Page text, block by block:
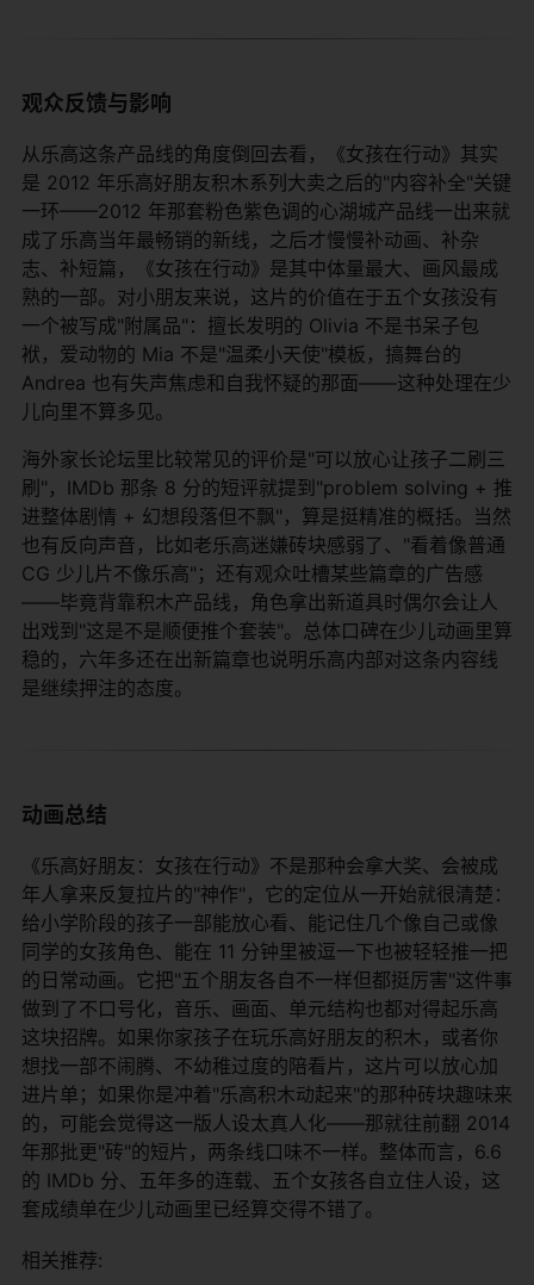
观众反馈与影响
从乐高这条产品线的角度倒回去看，《女孩在行动》其实
是 2012 年乐高好朋友积木系列大卖之后的"内容补全"关键
一环——2012 年那套粉色紫色调的心湖城产品线一出来就
成了乐高当年最畅销的新线，之后才慢慢补动画、补杂
志、补短篇，《女孩在行动》是其中体量最大、画风最成
熟的一部。对小朋友来说，这片的价值在于五个女孩没有
一个被写成"附属品"：擅长发明的 Olivia 不是书呆子包
袱，爱动物的 Mia 不是"温柔小天使"模板，搞舞台的
Andrea 也有失声焦虑和自我怀疑的那面——这种处理在少
儿向里不算多见。
海外家长论坛里比较常见的评价是"可以放心让孩子二刷三
刷"，IMDb 那条 8 分的短评就提到"problem solving + 推
进整体剧情 + 幻想段落但不飘"，算是挺精准的概括。当然
也有反向声音，比如老乐高迷嫌砖块感弱了、"看着像普通
CG 少儿片不像乐高"；还有观众吐槽某些篇章的广告感
——毕竟背靠积木产品线，角色拿出新道具时偶尔会让人
出戏到"这是不是顺便推个套装"。总体口碑在少儿动画里算
稳的，六年多还在出新篇章也说明乐高内部对这条内容线
是继续押注的态度。
动画总结
《乐高好朋友：女孩在行动》不是那种会拿大奖、会被成
年人拿来反复拉片的"神作"，它的定位从一开始就很清楚：
给小学阶段的孩子一部能放心看、能记住几个像自己或像
同学的女孩角色、能在 11 分钟里被逗一下也被轻轻推一把
的日常动画。它把"五个朋友各自不一样但都挺厉害"这件事
做到了不口号化，音乐、画面、单元结构也都对得起乐高
这块招牌。如果你家孩子在玩乐高好朋友的积木，或者你
想找一部不闹腾、不幼稚过度的陪看片，这片可以放心加
进片单；如果你是冲着"乐高积木动起来"的那种砖块趣味来
的，可能会觉得这一版人设太真人化——那就往前翻 2014
年那批更"砖"的短片，两条线口味不一样。整体而言，6.6
的 IMDb 分、五年多的连载、五个女孩各自立住人设，这
套成绩单在少儿动画里已经算交得不错了。
相关推荐: